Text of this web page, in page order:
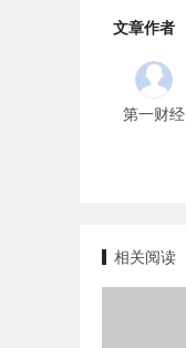
文章作者
第一财经
相关阅读